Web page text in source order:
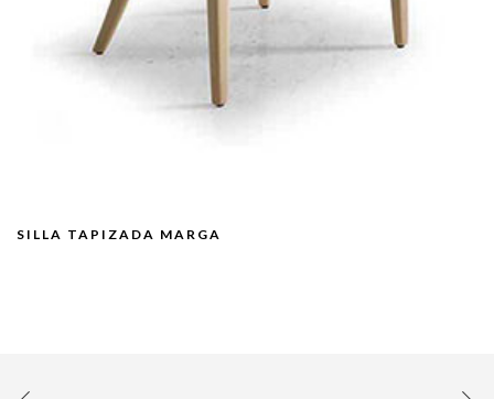
SILLA TAPIZADA MARGA